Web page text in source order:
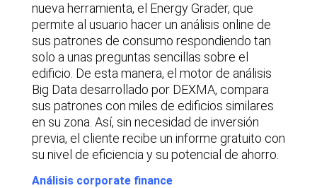
nueva herramienta, el Energy Grader, que
permite al usuario hacer un análisis online de
sus patrones de consumo respondiendo tan
solo a unas preguntas sencillas sobre el
edificio. De esta manera, el motor de análisis
Big Data desarrollado por DEXMA, compara
sus patrones con miles de edificios similares
en su zona. Así, sin necesidad de inversión
previa, el cliente recibe un informe gratuito con
su nivel de eficiencia y su potencial de ahorro.
Análisis corporate finance